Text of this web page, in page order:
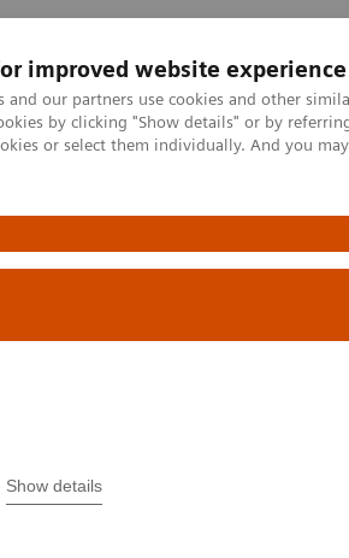
improved website experience
and our partners use cookies and other
by clicking "Show details" or by
or select them individually. And you
Show details
Laboratorní diagnostika
Clinical
of Blood Gas
(Part 2)